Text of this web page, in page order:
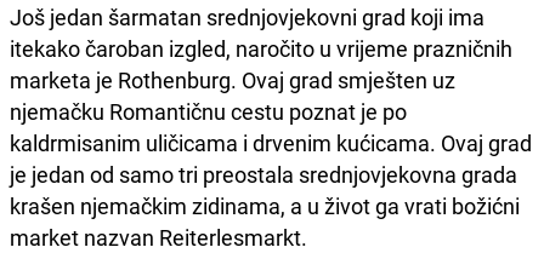
Još jedan šarmatan srednjovjekovni grad koji ima
itekako čaroban izgled, naročito u vrijeme prazničnih
marketa je Rothenburg. Ovaj grad smješten uz
njemačku Romantičnu cestu poznat je po
kaldrmisanim uličicama i drvenim kućicama. Ovaj grad
je jedan od samo tri preostala srednjovjekovna grada
krašen njemačkim zidinama, a u život ga vrati božićni
market nazvan Reiterlesmarkt.